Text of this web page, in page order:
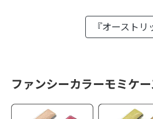
『オースト
ファンシーカラーモミケー